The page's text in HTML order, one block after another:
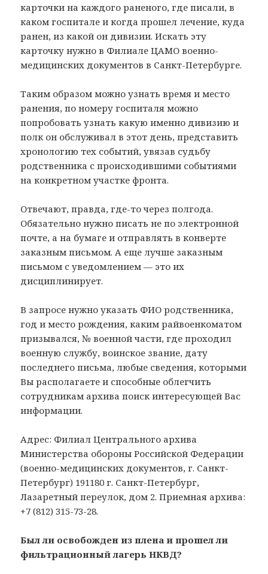
карточки на каждого раненого, где писали, в
каком госпитале и когда прошел лечение, куда
ранен, из какой он дивизии. Искать эту
карточку нужно в Филиале ЦАМО военно-
медицинских документов в Санкт-Петербурге.
Таким образом можно узнать время и место
ранения, по номеру госпиталя можно
попробовать узнать какую именно дивизию и
полк он обслуживал в этот день, представить
хронологию тех событий, увязав судьбу
родственника с происходившими событиями
на конкретном участке фронта.
Отвечают, правда, где-то через полгода.
Обязательно нужно писать не по электронной
почте, а на бумаге и отправлять в конверте
заказным письмом. А еще лучше заказным
письмом с уведомлением — это их
дисциплинирует.
В запросе нужно указать ФИО родственника,
год и место рождения, каким райвоенкоматом
призывался, № военной части, где проходил
военную службу, воинское звание, дату
последнего письма, любые сведения, которыми
Вы располагаете и способные облегчить
сотрудникам архива поиск интересующей Вас
информации.
Адрес: Филиал Центрального архива
Министерства обороны Российской Федерации
(военно-медицинских документов, г. Санкт-
Петербург) 191180 г. Санкт-Петербург,
Лазаретный переулок, дом 2. Приемная архива:
+7 (812) 315-73-28.
Был ли освобожден из плена и прошел ли
фильтрационный лагерь НКВД?